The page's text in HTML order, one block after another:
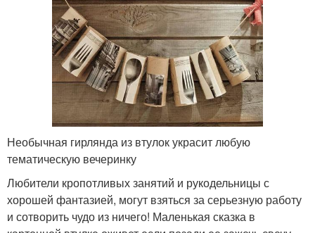
Необычная гирлянда из втулок украсит любую
тематическую вечеринку
Любители кропотливых занятий и рукодельницы с
хорошей фантазией, могут взяться за серьезную работу
и сотворить чудо из ничего! Маленькая сказка в